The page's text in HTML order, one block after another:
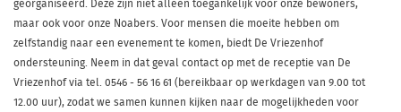
georganiseerd. Deze zijn niet alleen toegankelijk voor onze bewoners,
maar ook voor onze Noabers. Voor mensen die moeite hebben om
zelfstandig naar een evenement te komen, biedt De Vriezenhof
ondersteuning. Neem in dat geval contact op met de receptie van De
Vriezenhof via tel. 0546 - 56 16 61 (bereikbaar op werkdagen van 9.00 tot
12.00 uur), zodat we samen kunnen kijken naar de mogelijkheden voor